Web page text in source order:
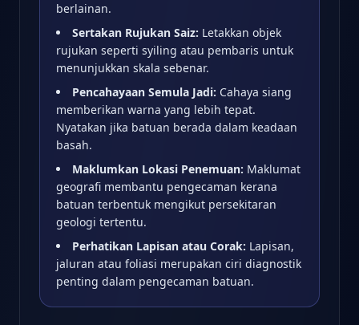
berlainan.
Sertakan Rujukan Saiz: Letakkan objek
rujukan seperti syiling atau pembaris untuk
menunjukkan skala sebenar.
Pencahayaan Semula Jadi: Cahaya siang
memberikan warna yang lebih tepat.
Nyatakan jika batuan berada dalam keadaan
basah.
Maklumkan Lokasi Penemuan: Maklumat
geografi membantu pengecaman kerana
batuan terbentuk mengikut persekitaran
geologi tertentu.
Perhatikan Lapisan atau Corak: Lapisan,
jaluran atau foliasi merupakan ciri diagnostik
penting dalam pengecaman batuan.